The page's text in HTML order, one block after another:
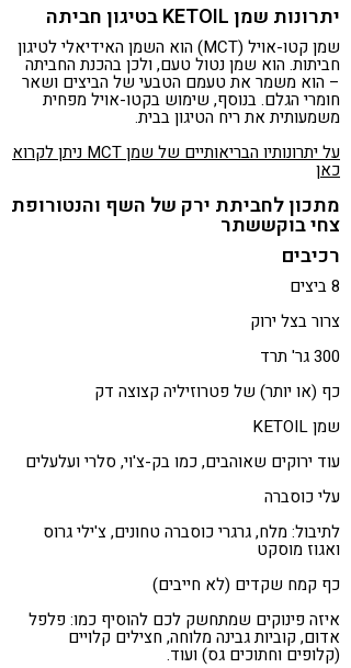
יתרונות שמן KETOIL בטיגון חביתה
שמן קטו-אויל (MCT) הוא השמן האידיאלי לטיגון
חביתות. הוא שמן נטול טעם, ולכן בהכנת החביתה
– הוא משמר את טעמם הטבעי של הביצים ושאר
חומרי הגלם. בנוסף, שימוש בקטו-אויל מפחית
משמעותית את ריח הטיגון בבית.
על יתרונותיו הבריאותיים של שמן MCT ניתן לקרוא
כאן
מתכון לחביתת ירק של השף והנטורופת
צחי בוקששתר
רכיבים
8 ביצים
צרור בצל ירוק
300 גר' תרד
כף (או יותר) של פטרוזיליה קצוצה דק
שמן KETOIL
עוד ירוקים שאוהבים, כמו בק-צ'וי, סלרי ועלעלים
עלי כוסברה
לתיבול: מלח, גרגרי כוסברה טחונים, צ'ילי גרוס
ואגוז מוסקט
כף קמח שקדים (לא חייבים)
איזה פינוקים שמתחשק לכם להוסיף כמו: פלפל
אדום, קוביות גבינה מלוחה, חצילים קלויים
(קלופים וחתוכים גס) ועוד.